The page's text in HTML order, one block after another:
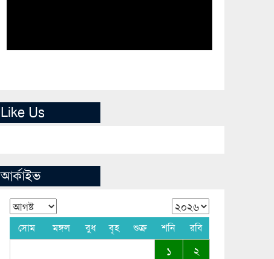
Like Us
আর্কাইভ
সোম মঙ্গল বুধ বৃহ শুক্র শনি রবি
১
২